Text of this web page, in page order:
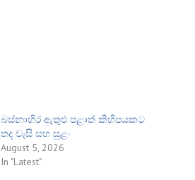
බස්නාහිර ඇතුළු පළාත් කිහිපයකට
තද වැසි සහ සුළං
August 5, 2026
In "Latest"